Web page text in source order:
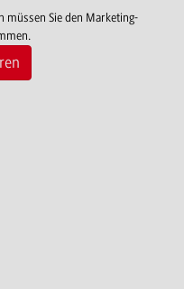
müssen Sie den Marketing-